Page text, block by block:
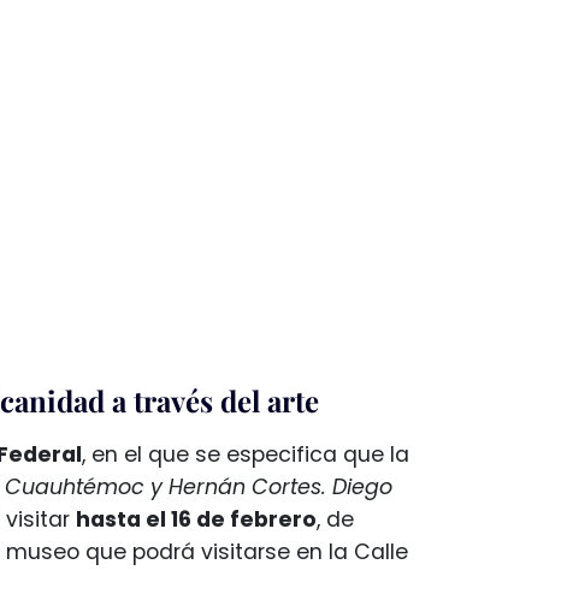
a través del arte
, en el que se especifica que la
y Hernán Cortes. Diego
visitar hasta el 16 de febrero, de
museo que podrá visitarse en la Calle